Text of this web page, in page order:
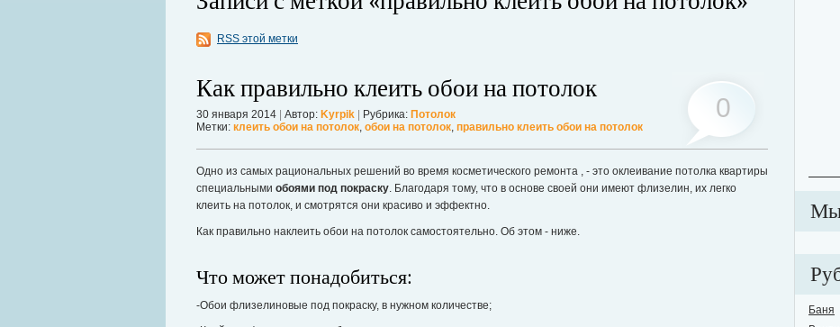
Когда в вашем доме появляются клопы, тараканы, грызуны или другие вредители, это изрядно портит
настроение и вызывает волнение. Большинство из паразитов имеют свойство очень быстро размножаться. В
течение пары недель их может стать уже вдвое, а то и втрое больше. Для уничтожения вредителей необходимо
в первые часы принять меры. А именно: обратиться в проверенную санитарную службу.
RSS этой метки
Как правильно клеить обои на потолок
30 января 2014 Автор: Kyrpik Рубрика: Потолок
Метки: клеить обои на потолок, обои на потолок, правильно клеить обои на потолок
0
Одно из самых рациональных решений во время косметического ремонта , - это оклеивание потолка квартиры
специальными обоями под покраску. Благодаря тому, что в основе своей они имеют флизелин, их легко
клеить на потолок, и смотрятся они красиво и эффектно.
Как правильно наклеить обои на потолок самостоятельно. Об этом - ниже.
Что может понадобиться:
-Обои флизелиновые под покраску, в нужном количестве;
Мы
Баня